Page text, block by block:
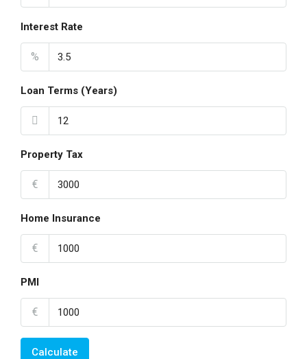
Interest Rate
%
Loan Terms (Years)
Property Tax
€
Home Insurance
€
PMI
€
Calculate